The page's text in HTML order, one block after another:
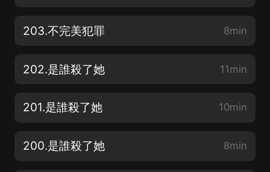
203.不完美犯罪 8min
202.是誰殺了她 11min
201.是誰殺了她 10min
200.是誰殺了她 8min